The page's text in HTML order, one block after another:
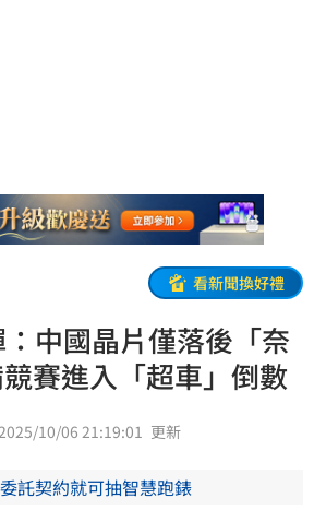
看新聞換好禮
中國晶片僅落後「奈
賽進入「超車」倒數
2025/10/06 21:19:01 更新
託契約就可抽智慧跑錶